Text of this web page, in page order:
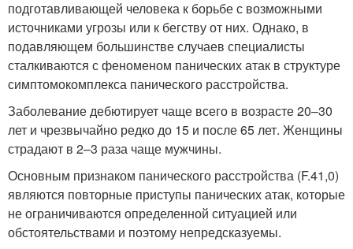
подготавливающей человека к борьбе с возможными
источниками угрозы или к бегству от них. Однако, в
подавляющем большинстве случаев специалисты
сталкиваются с феноменом панических атак в структуре
симптомокомплекса панического расстройства.
Заболевание дебютирует чаще всего в возрасте 20–30
лет и чрезвычайно редко до 15 и после 65 лет. Женщины
страдают в 2–3 раза чаще мужчины.
Основным признаком панического расстройства (F.41,0)
являются повторные приступы панических атак, которые
не ограничиваются определенной ситуацией или
обстоятельствами и поэтому непредсказуемы.